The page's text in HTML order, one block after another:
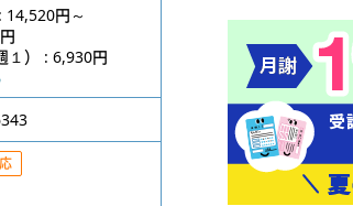
14,520円～
１） : 6,930円